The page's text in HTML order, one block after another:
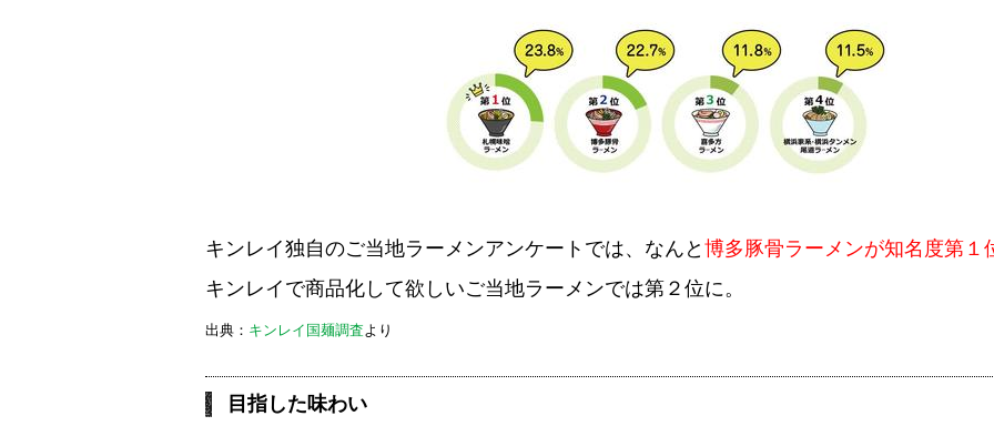
キンレイ独自のご当地ラーメンアンケートでは、なんと 博多豚骨ラーメンが知名度第１
キンレイで商品化して欲しいご当地ラーメンでは第２位に。
出典： キンレイ国麺調査より
目指した味わい